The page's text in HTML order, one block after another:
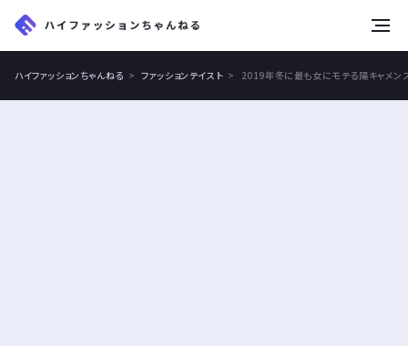
ハイファッションちゃんねる ファッションテイスト 2019年冬に最も女にモテる陽キャメン